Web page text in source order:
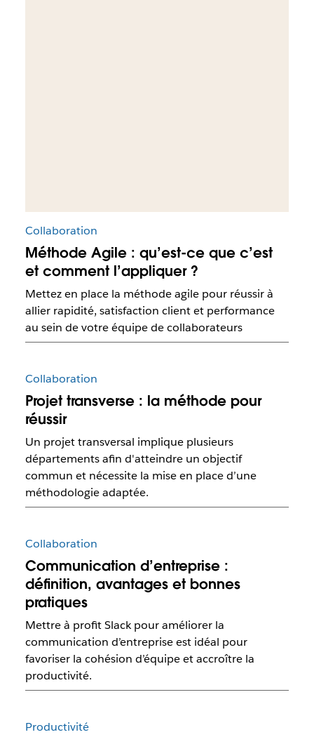
Collaboration
Méthode Agile : qu’est-ce que c’est
et comment l’appliquer ?
Mettez en place la méthode agile pour réussir à
allier rapidité, satisfaction client et performance
au sein de votre équipe de collaborateurs
Collaboration
Projet transverse : la méthode pour
réussir
Un projet transversal implique plusieurs
départements afin d'atteindre un objectif
commun et nécessite la mise en place d’une
méthodologie adaptée.
Collaboration
Communication d’entreprise :
définition, avantages et bonnes
pratiques
Mettre à profit Slack pour améliorer la
communication d’entreprise est idéal pour
favoriser la cohésion d’équipe et accroître la
productivité.
Productivité